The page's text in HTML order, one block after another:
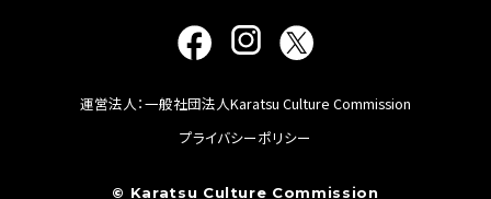
運営法人：一般社団法人Karatsu Culture Commission
プライバシーポリシー
© Karatsu Culture Commission